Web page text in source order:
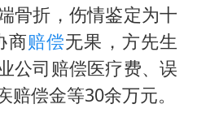
骨折，伤情鉴定为十
商赔偿无果，方先生
公司赔偿医疗费、误
偿金等30余万元。